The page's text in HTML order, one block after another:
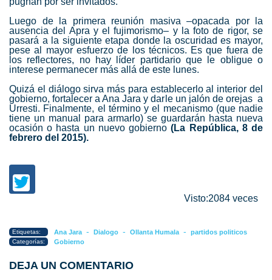
Luego de la primera reunión masiva –opacada por la
ausencia del Apra y el fujimorismo– y la foto de rigor, se
pasará a la siguiente etapa donde la oscuridad es mayor,
pese al mayor esfuerzo de los técnicos. Es que fuera de
los reflectores, no hay líder partidario que le obligue o
interese permanecer más allá de este lunes.
Quizá el diálogo sirva más para establecerlo al interior del
gobierno, fortalecer a Ana Jara y darle un jalón de orejas a
Urresti. Finalmente, el término y el mecanismo (que nadie
tiene un manual para armarlo) se guardarán hasta nueva
ocasión o hasta un nuevo gobierno(La República, 8 de
febrero del 2015).
Visto:2084 veces
Etiquetas: Ana Jara - Dialogo - Ollanta Humala - partidos politicos
Categorías: Gobierno
DEJA UN COMENTARIO